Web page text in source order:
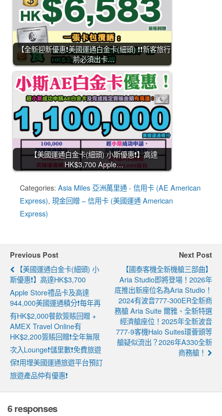
【全新迎新優惠❗美國運通白金卡(細頭) ❗❗新客旅行
前必須出卡…
【美國運通白金卡(細頭) 小斯優惠❗】高達
HK$3,700 Apple…
Categories: Asia Miles 亞洲萬里通 - 信用卡 (AE American
Express), 現金回贈 – 信用卡 (美國運通 American
Express)
Previous Post
【美國運通白金卡(細頭) 小
斯優惠❗】高達HK$3,700
Apple Store禮品卡及高達
944,000美國運通積分❗每年再
有HK$2,000餐飲簽賬回贈 +
AMEX Travel Online有
HK$2,200簽賬回贈❗全年無限
次入lounge❗儲里數❗免費旅遊
保❗用埋美國運通旅遊平台預訂
旅遊產品仲有優惠❗
Next Post
【國泰客機全新機艙三部曲】
Aria Studio即將登場！2026年
底推出新座位名為Aria Studio！
2024有波音777-300ER全新商
務艙 Aria Suite 爾雅、全新特選
經濟艙座位！2025年全新波音
777-9客機Halo Suites環薈頭等
艙疑似流出？2026年A330全新
商務艙！
6 responses